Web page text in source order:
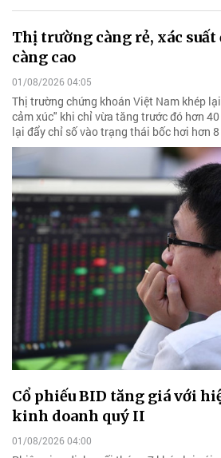
Thị trường càng rẻ, xác
càng cao
01/08/2026 04:05
Thị trường chứng khoán Việt Nam khép
cảm xúc" khi chỉ vừa tăng trước đó hơn
lại đẩy chỉ số vào trạng thái bốc hơi hơn
Cổ phiếu BID tăng giá với
kinh doanh quý II
01/08/2026 04:00